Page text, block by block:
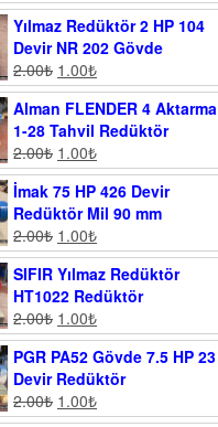
Yılmaz Redüktör 2 HP 104
Devir NR 202 Gövde
2.00₺ 1.00₺
Alman FLENDER 4 Aktarma
1-28 Tahvil Redüktör
2.00₺ 1.00₺
İmak 75 HP 426 Devir
Redüktör Mil 90 mm
2.00₺ 1.00₺
SIFIR Yılmaz Redüktör
HT1022 Redüktör
2.00₺ 1.00₺
PGR PA52 Gövde 7.5 HP 23
Devir Redüktör
2.00₺ 1.00₺